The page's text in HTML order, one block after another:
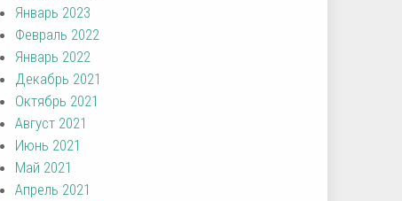
Январь 2023
Февраль 2022
Январь 2022
Декабрь 2021
Октябрь 2021
Август 2021
Июнь 2021
Май 2021
Апрель 2021